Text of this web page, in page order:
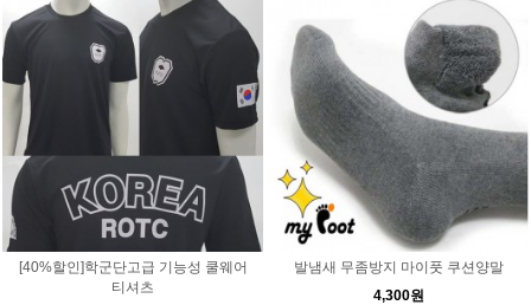
[40%할인]학군단고급 기능성 쿨웨어
티셔츠
발냄새 무좀방지 마이풋 쿠션양말
4,300원